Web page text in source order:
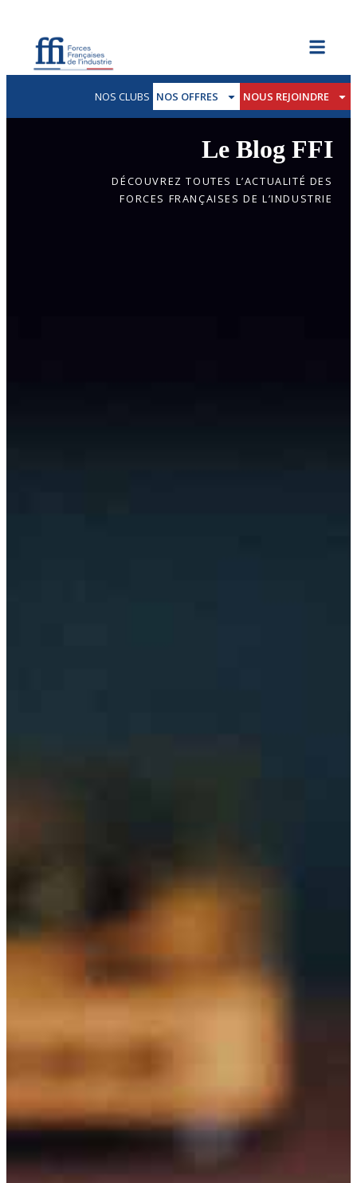
NOS CLUBS NOS OFFRES NOUS REJOINDRE
Le Blog FFI
DÉCOUVREZ TOUTES L’ACTUALITÉ DES
FORCES FRANÇAISES DE L’INDUSTRIE